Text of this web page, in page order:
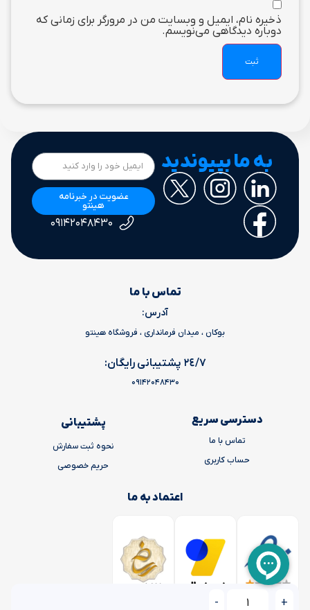
+
-
ذخیره نام، ایمیل و وبسایت من در مرورگر برای زمانی که
دوباره دیدگاهی می‌نویسم.
به ما بپیوندید
عضویت در خبرنامه
هینتو
۰۹۱۴۲۰۴۸۴۳۰
تماس با ما
آدرس:
بوکان ، میدان فرمانداری ، فروشگاه هینتو
٢٤/٧ پشتیبانی رایگان:
09142048430
دسترسی سریع
تماس با ما
حساب کاربری
پشتیبانی
نحوه ثبت سفارش
حریم خصوصی
اعتماد به ما